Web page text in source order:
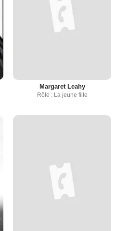
Margaret Leahy
Rôle : La jeune fille